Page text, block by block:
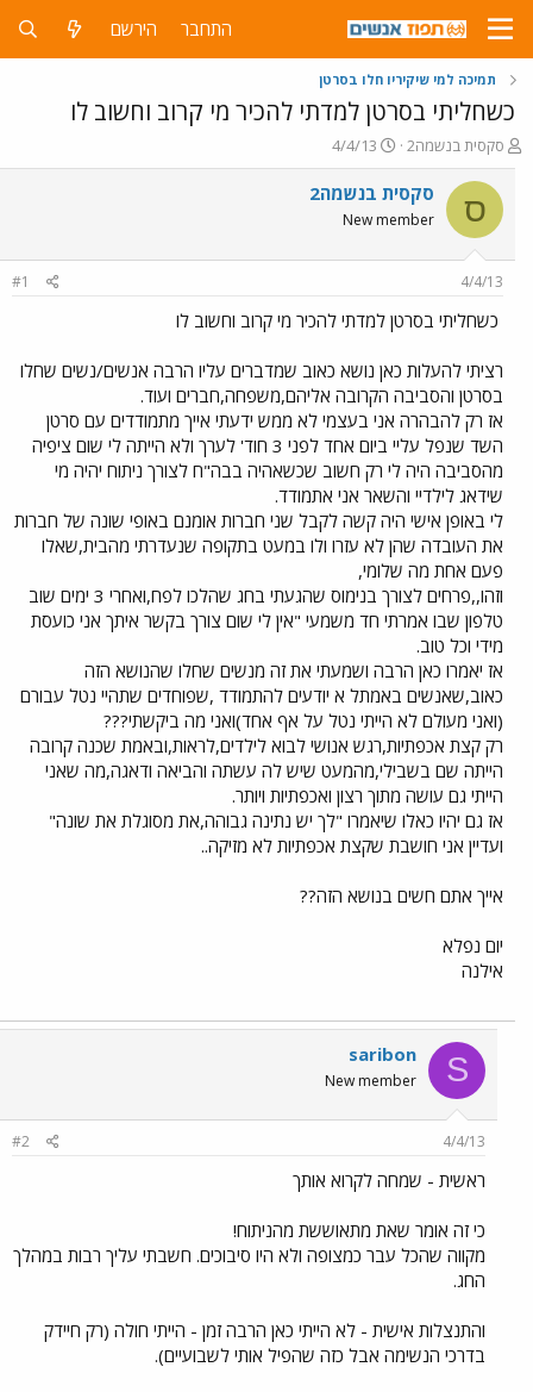
התחבר הירשם
תמיכה למי שיקיריו חלו בסרטן
כשחליתי בסרטן למדתי להכיר מי קרוב וחשוב לו
פ
ו
ת
ח
ה
ש
א
סקסית בנשמה2
פ
ו
ר
ם
ר
4/4/13
ס סקסית בנשמה2
New member
4/4/13
#1
כשחליתי בסרטן למדתי להכיר מי קרוב וחשוב לו
רציתי להעלות כאן נושא כאוב שמדברים עליו הרבה אנשים/נשים שחלו
בסרטן והסביבה הקרובה אליהם,משפחה,חברים ועוד.
אז רק להבהרה אני בעצמי לא ממש ידעתי אייך מתמודדים עם סרטן
השד שנפל עליי ביום אחד לפני 3 חוד' לערך ולא הייתה לי שום ציפיה
מהסביבה היה לי רק חשוב שכשאהיה בבה"ח לצורך ניתוח יהיה מי
שידאג לילדיי והשאר אני אתמודד.
לי באופן אישי היה קשה לקבל שני חברות אומנם באופי שונה של חברות
את העובדה שהן לא עזרו ולו במעט בתקופה שנעדרתי מהבית,שאלו
פעם אחת מה שלומי,
וזהו,,פרחים לצורך בנימוס שהגעתי בחג שהלכו לפח,ואחרי 3 ימים שוב
טלפון שבו אמרתי חד משמעי "אין לי שום צורך בקשר איתך אני כועסת
מידי וכל טוב.
אז יאמרו כאן הרבה ושמעתי את זה מנשים שחלו שהנושא הזה
כאוב,שאנשים באמתל א יודעים להתמודד ,שפוחדים שתהיי נטל עבורם
(ואני מעולם לא הייתי נטל על אף אחד)ואני מה ביקשתי???
רק קצת אכפתיות,רגש אנושי לבוא לילדים,לראות,ובאמת שכנה קרובה
הייתה שם בשבילי,מהמעט שיש לה עשתה והביאה ודאגה,מה שאני
הייתי גם עושה מתוך רצון ואכפתיות ויותר.
אז גם יהיו כאלו שיאמרו "לך יש נתינה גבוהה,את מסוגלת את שונה"
ועדיין אני חושבת שקצת אכפתיות לא מזיקה..
אייך אתם חשים בנושא הזה??
יום נפלא
אילנה
S
saribon
New member
4/4/13
#2
ראשית - שמחה לקרוא אותך
כי זה אומר שאת מתאוששת מהניתוח!
מקווה שהכל עבר כמצופה ולא היו סיבוכים. חשבתי עליך רבות במהלך
החג.
והתנצלות אישית - לא הייתי כאן הרבה זמן - הייתי חולה (רק חיידק
בדרכי הנשימה אבל כזה שהפיל אותי לשבועיים).